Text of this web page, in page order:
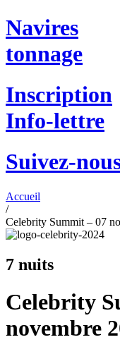
Navires
tonnage
Inscription
Info-lettre
Suivez-
Accueil
/
Celebrity Summit – 07
7 nuits
Celebrity
novembre